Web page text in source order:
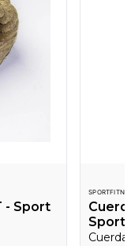
- Sport
Sport